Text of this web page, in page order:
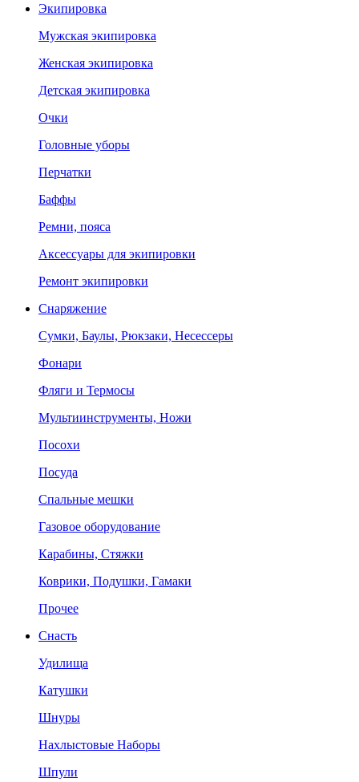
Экипировка
Мужская экипировка
Женская экипировка
Детская экипировка
Очки
Головные уборы
Перчатки
Баффы
Ремни, пояса
Аксессуары для экипировки
Ремонт экипировки
Снаряжение
Сумки, Баулы, Рюкзаки, Несессеры
Фонари
Фляги и Термосы
Мультиинструменты, Ножи
Посохи
Посуда
Спальные мешки
Газовое оборудование
Карабины, Стяжки
Коврики, Подушки, Гамаки
Прочее
Снасть
Удилища
Катушки
Шнуры
Нахлыстовые Наборы
Шпули